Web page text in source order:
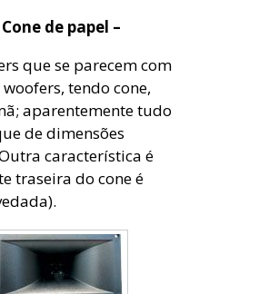
Cone de papel –
que se parecem com
tendo cone,
aparentemente tudo
de dimensões
característica é
traseira do cone é